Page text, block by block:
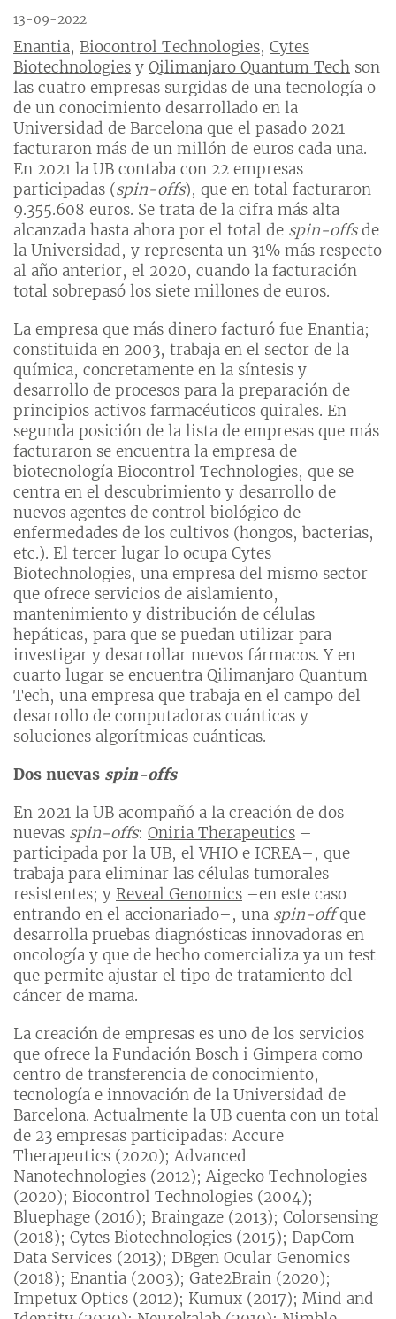
13-09-2022
Enantia, Biocontrol Technologies, Cytes
Biotechnologies y Qilimanjaro Quantum Tech son
las cuatro empresas surgidas de una tecnología o
de un conocimiento desarrollado en la
Universidad de Barcelona que el pasado 2021
facturaron más de un millón de euros cada una.
En 2021 la UB contaba con 22 empresas
participadas (spin-offs), que en total facturaron
9.355.608 euros. Se trata de la cifra más alta
alcanzada hasta ahora por el total de spin-offsde
la Universidad, y representa un 31% más respecto
al año anterior, el 2020, cuando la facturación
total sobrepasó los siete millones de euros.
La empresa que más dinero facturó fue Enantia;
constituida en 2003, trabaja en el sector de la
química, concretamente en la síntesis y
desarrollo de procesos para la preparación de
principios activos farmacéuticos quirales. En
segunda posición de la lista de empresas que más
facturaron se encuentra la empresa de
biotecnología Biocontrol Technologies, que se
centra en el descubrimiento y desarrollo de
nuevos agentes de control biológico de
enfermedades de los cultivos (hongos, bacterias,
etc.). El tercer lugar lo ocupa Cytes
Biotechnologies, una empresa del mismo sector
que ofrece servicios de aislamiento,
mantenimiento y distribución de células
hepáticas, para que se puedan utilizar para
investigar y desarrollar nuevos fármacos. Y en
cuarto lugar se encuentra Qilimanjaro Quantum
Tech, una empresa que trabaja en el campo del
desarrollo de computadoras cuánticas y
soluciones algorítmicas cuánticas.
Dos nuevas spin-offs
En 2021 la UB acompañó a la creación de dos
nuevas spin-offs: Oniria Therapeutics –
participada por la UB, el VHIO e ICREA–, que
trabaja para eliminar las células tumorales
resistentes; y Reveal Genomics –en este caso
entrando en el accionariado–, una spin-offque
desarrolla pruebas diagnósticas innovadoras en
oncología y que de hecho comercializa ya un test
que permite ajustar el tipo de tratamiento del
cáncer de mama.
La creación de empresas es uno de los servicios
que ofrece la Fundación Bosch i Gimpera como
centro de transferencia de conocimiento,
tecnología e innovación de la Universidad de
Barcelona. Actualmente la UB cuenta con un total
de 23 empresas participadas: Accure
Therapeutics (2020); Advanced
Nanotechnologies (2012); Aigecko Technologies
(2020); Biocontrol Technologies (2004);
Bluephage (2016); Braingaze (2013); Colorsensing
(2018); Cytes Biotechnologies (2015); DapCom
Data Services (2013); DBgen Ocular Genomics
(2018); Enantia (2003); Gate2Brain (2020);
Impetux Optics (2012); Kumux (2017); Mind and